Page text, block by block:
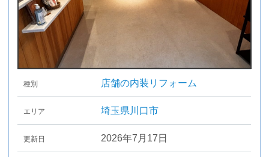
種別 店舗の内装リフォーム
エリア 埼玉県川口市
更新日 2026年7月17日